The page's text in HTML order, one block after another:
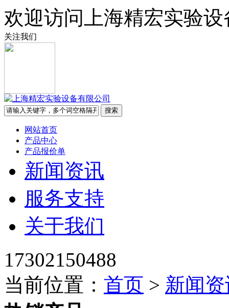
欢迎访问上海精宏实验
关注我们
网站首页
产品中心
产品报价单
新闻资讯
服务支持
关于我们
17302150488
当前位置： 首页 > 新闻